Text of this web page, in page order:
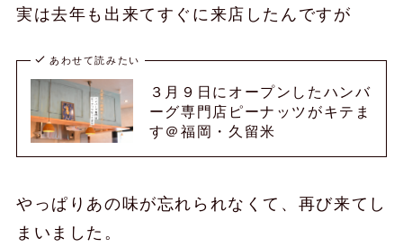
実は去年も出来てすぐに来店したんですが
あわせて読みたい
３月９日にオープンしたハンバ
ーグ専門店ピーナッツがキテま
す＠福岡・久留米
やっぱりあの味が忘れられなくて、再び来てし
まいました。